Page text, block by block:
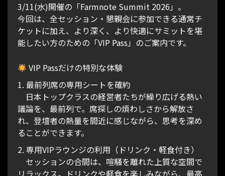
3/11(水)開催の「Farmnote Summit 2026」。
今回は、全セッション・懇親会に参加できる通常チ
ケットに加え、より深く、より快適にサミットを堪
能したい方のための「VIP Pass」のご案内です。
VIP Passだけの特別な体験
1. 最前列席の専用シートを確約
日本トップクラスの経営者たちが繰り広げる熱い
議論を、最前列で。席探しの煩わしさから解放さ
れ、登壇者の熱量を間近に感じながら、思考を深め
ることができます。
2. 専用VIPラウンジの利用（ドリンク・軽食付き）
セッションの合間は、喧騒を離れた上質な空間で